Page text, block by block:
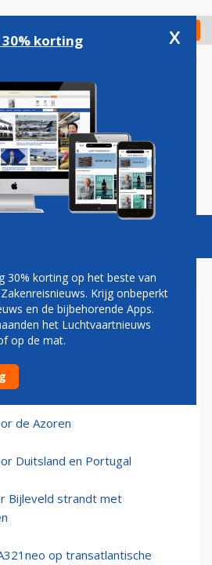
Check in
Podcasts Vacatures
na aankomst niet meer in
de Azoren
Duitsland en Portugal
Bijleveld strandt met
op transatlantische
korting x
30% korting op het beste van
Krijg onbeperkt
en de bijbehorende Apps.
het Luchtvaartnieuws
op de mat.